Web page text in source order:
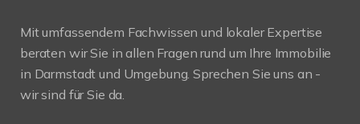
Mit umfassendem Fachwissen und lokaler Expertise
beraten wir Sie in allen Fragen rund um Ihre Immobilie
in Darmstadt und Umgebung. Sprechen Sie uns an -
wir sind für Sie da.